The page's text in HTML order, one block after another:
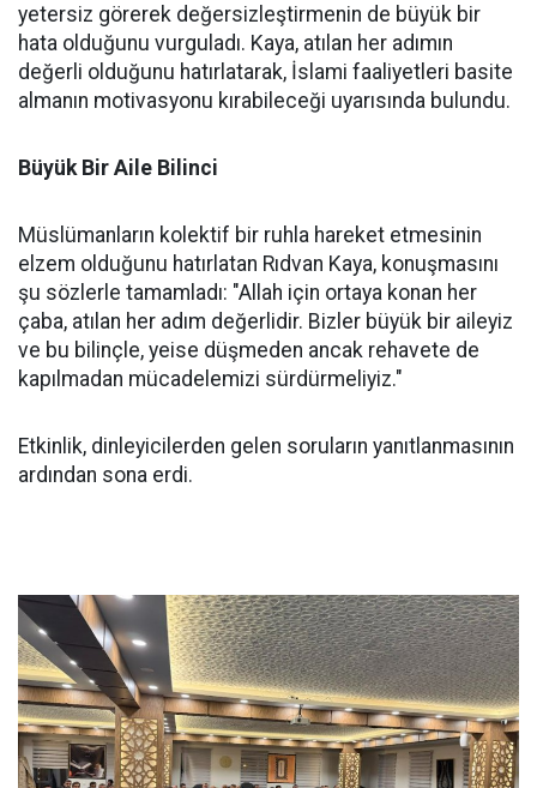
yetersiz görerek değersizleştirmenin de büyük bir
hata olduğunu vurguladı. Kaya, atılan her adımın
değerli olduğunu hatırlatarak, İslami faaliyetleri basite
almanın motivasyonu kırabileceği uyarısında bulundu.
Büyük Bir Aile Bilinci
Müslümanların kolektif bir ruhla hareket etmesinin
elzem olduğunu hatırlatan Rıdvan Kaya, konuşmasını
şu sözlerle tamamladı: "Allah için ortaya konan her
çaba, atılan her adım değerlidir. Bizler büyük bir aileyiz
ve bu bilinçle, yeise düşmeden ancak rehavete de
kapılmadan mücadelemizi sürdürmeliyiz."
Etkinlik, dinleyicilerden gelen soruların yanıtlanmasının
ardından sona erdi.